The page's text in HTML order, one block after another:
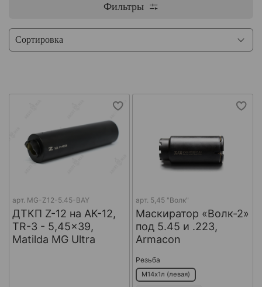
Фильтры
арт. MG-Z12-5.45-BAY
ДТКП Z-12 на АК-12,
TR-3 - 5,45x39,
Matilda MG Ultra
арт. 5,45 "Волк"
Маскиратор «Волк-2»
под 5.45 и .223,
Armacon
Резьба
М14х1л (левая)